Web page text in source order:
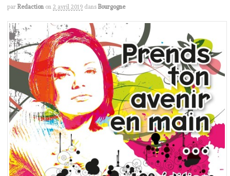
par Redaction on 2 avril 2019 dans Bourgogne